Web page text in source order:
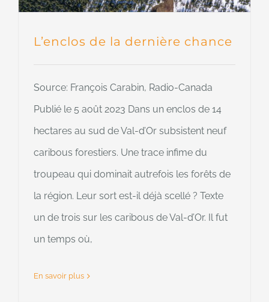
L’enclos de la dernière chance
Source: François Carabin, Radio-Canada
Publié le 5 août 2023 Dans un enclos de 14
hectares au sud de Val-d’Or subsistent neuf
caribous forestiers. Une trace infime du
troupeau qui dominait autrefois les forêts de
la région. Leur sort est-il déjà scellé ? Texte
un de trois sur les caribous de Val-d’Or. Il fut
un temps où,
En savoir plus